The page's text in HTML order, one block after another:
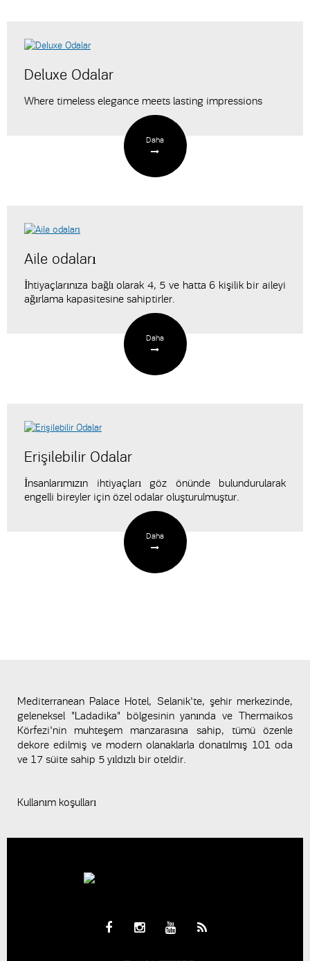
Deluxe Odalar
Where timeless elegance meets lasting impressions
Daha
Aile odaları
İhtiyaçlarınıza bağlı olarak 4, 5 ve hatta 6 kişilik bir aileyi
ağırlama kapasitesine sahiptirler.
Daha
Erişilebilir Odalar
İnsanlarımızın ihtiyaçları göz önünde bulundurularak
engelli bireyler için özel odalar oluşturulmuştur.
Daha
Mediterranean Palace Hotel, Selanik'te, şehir merkezinde,
geleneksel "Ladadika" bölgesinin yanında ve Thermaikos
Körfezi'nin muhteşem manzarasına sahip, tümü özenle
dekore edilmiş ve modern olanaklarla donatılmış 101 oda
ve 17 süite sahip 5 yıldızlı bir oteldir.
Kullanım koşulları